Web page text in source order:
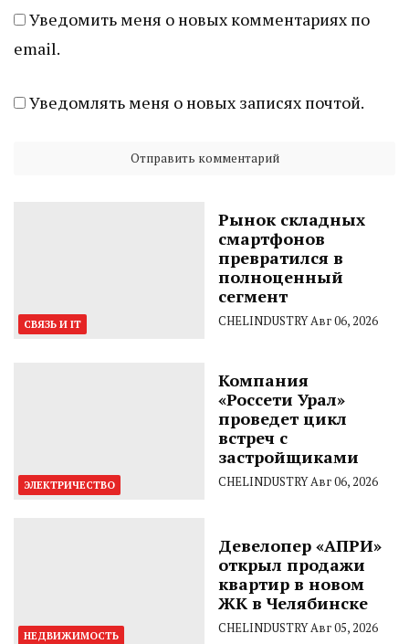
Уведомить меня о новых комментариях по
email.
Уведомлять меня о новых записях почтой.
СВЯЗЬ И IT
Рынок складных
смартфонов
превратился в
полноценный
сегмент
CHELINDUSTRYАвг 06, 2026
ЭЛЕКТРИЧЕСТВО
Компания
«Россети Урал»
проведет цикл
встреч с
застройщиками
CHELINDUSTRYАвг 06, 2026
НЕДВИЖИМОСТЬ
Девелопер «АПРИ»
открыл продажи
квартир в новом
ЖК в Челябинске
CHELINDUSTRYАвг 05, 2026